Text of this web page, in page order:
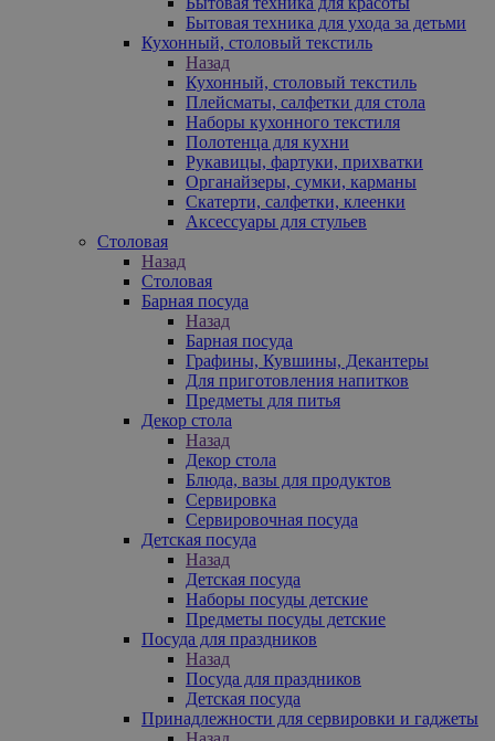
Бытовая техника для ухода за детьми
Кухонный, столовый текстиль
Назад
Кухонный, столовый текстиль
Плейсматы, салфетки для стола
Наборы кухонного текстиля
Полотенца для кухни
Рукавицы, фартуки, прихватки
Органайзеры, сумки, карманы
Скатерти, салфетки, клеенки
Аксессуары для стульев
Столовая
Назад
Столовая
Барная посуда
Назад
Барная посуда
Графины, Кувшины, Декантеры
Для приготовления напитков
Предметы для питья
Декор стола
Назад
Декор стола
Блюда, вазы для продуктов
Сервировка
Сервировочная посуда
Детская посуда
Назад
Детская посуда
Наборы посуды детские
Предметы посуды детские
Посуда для праздников
Назад
Посуда для праздников
Детская посуда
Принадлежности для сервировки и гаджеты